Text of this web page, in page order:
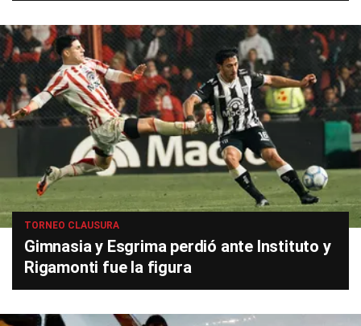
TORNEO CLAUSURA
Gimnasia y Esgrima perdió ante Instituto y
Rigamonti fue la figura